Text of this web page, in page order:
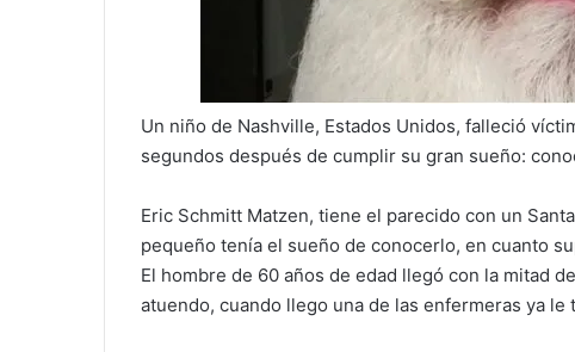
Un niño de Nashville, Estados Unidos, falleció
segundos después de cumplir su gran sueño:
Eric Schmitt Matzen, tiene el parecido con un
pequeño tenía el sueño de conocerlo, en cuanto
El hombre de 60 años de edad llegó con la mitad
atuendo, cuando llego una de las enfermeras ya le